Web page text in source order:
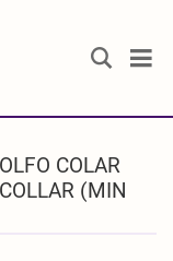
COLAR
(MIN